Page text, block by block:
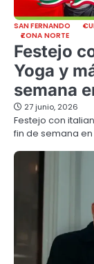
SAN FERNANDO
ZONA NORTE
Festejo
Yoga y
semana
27 junio, 2026
Festejo con
fin de semana en